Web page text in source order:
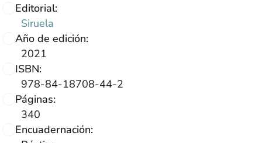
Editorial:
Siruela
Año de edición:
2021
ISBN:
978-84-18708-44-2
Páginas:
340
Encuadernación: